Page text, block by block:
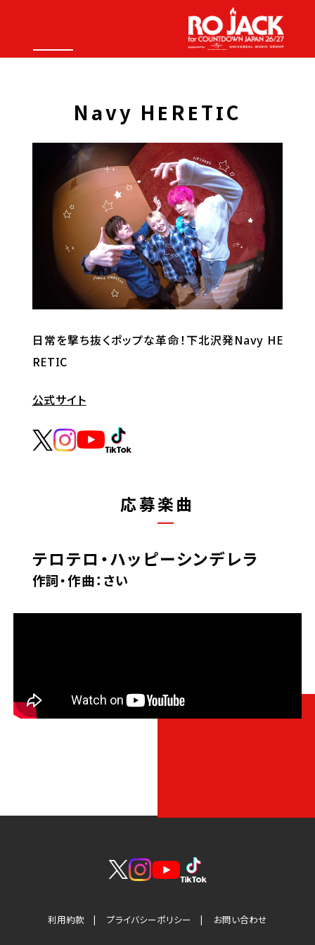
Navy HERETIC
日常を撃ち抜くポップな革命！下北沢発Navy HE
RETIC
公式サイト
応募楽曲
テロテロ・ハッピーシンデレラ
作詞・作曲：さい
利用約款 プライバシーポリシー お問い合わせ